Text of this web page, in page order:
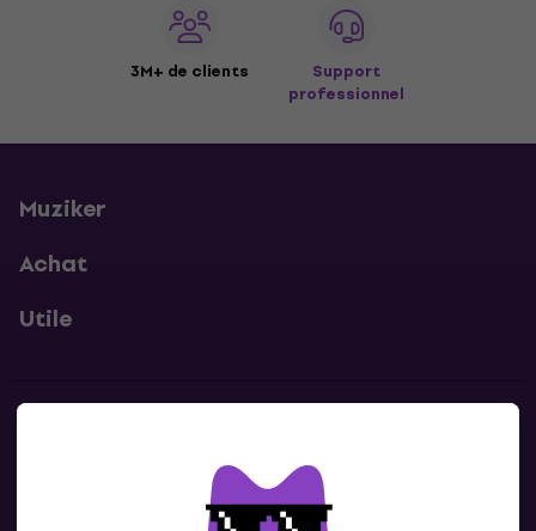
3M+ de clients
Support
professionnel
Muziker
Achat
Utile
Contacte nous